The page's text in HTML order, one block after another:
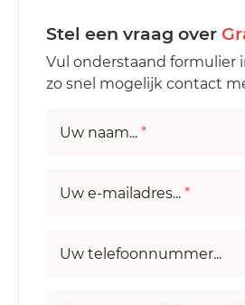
Stel een vraag over
Vul onderstaand formulier
zo snel mogelijk contact
Uw naam... *
Uw e-mailadres... *
Uw telefoonnummer...